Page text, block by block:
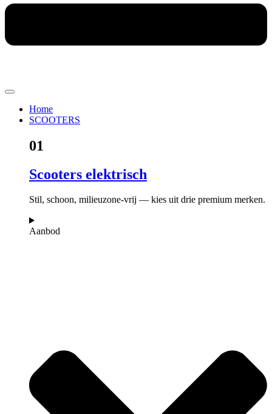
Home
SCOOTERS
01
Scooters elektrisch
Stil, schoon, milieuzone-vrij — kies uit drie premium merken.
Aanbod